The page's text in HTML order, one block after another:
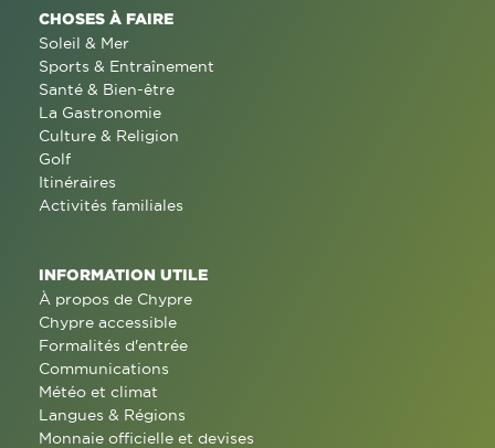
CHOSES À FAIRE
Soleil & Mer
Sports & Entraînement
Santé & Bien-être
La Gastronomie
Culture & Religion
Golf
Itinéraires
Activités familiales
INFORMATION UTILE
À propos de Chypre
Chypre accessible
Formalités d'entrée
Communications
Météo et climat
Langues & Régions
Monnaie officielle et devises